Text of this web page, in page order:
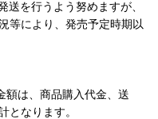
を行うよう努めますが、
等により、発売予定時期以
は、商品購入代金、送
となります。